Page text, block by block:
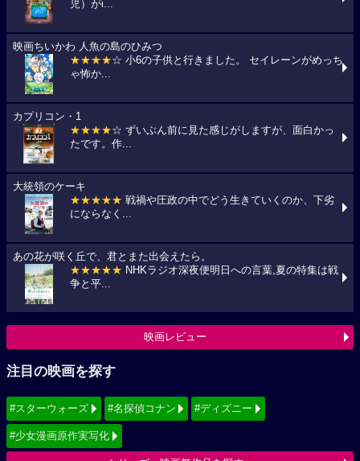
児）がi...
映画ちいかわ 人魚の島のひみつ
★★★★☆ 小6の子供と行きました。 セイレーンがめっち
ゃ怖か...
カプリコン・1
★★★★☆ ずいぶん前に見た感じがしますが、面白かっ
たです。作...
大統領のケーキ
★★★★★ 戦禍や圧政の中でどう生きていくのか、下劣
にならなく...
あの花が咲く丘で、君とまた出会えたら。
★★★★★ NHKラジオ深夜便明日への言葉,夏の特集は戦
争と平...
映画レビュー
注目の映画を探す
#スターウォーズ #名探偵コナン #ディズニー
#少女漫画原作実写化